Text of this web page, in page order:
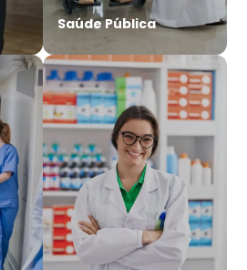
Saúde Pública